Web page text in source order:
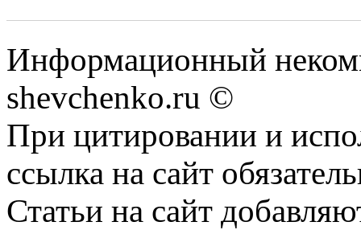
Информационный
shevchenko.ru ©
При цитировании и
ссылка на сайт
Статьи на сайт